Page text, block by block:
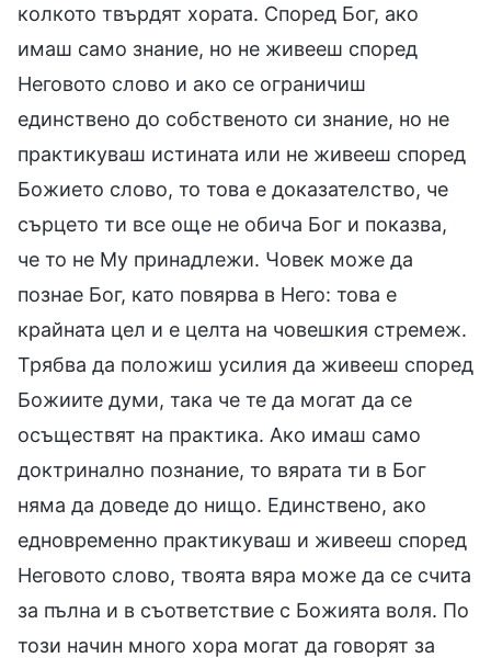
колкото твърдят хората. Според Бог, ако
имаш само знание, но не живееш според
Неговото слово и ако се ограничиш
единствено до собственото си знание, но не
практикуваш истината или не живееш според
Божието слово, то това е доказателство, че
сърцето ти все още не обича Бог и показва,
че то не Му принадлежи. Човек може да
познае Бог, като повярва в Него: това е
крайната цел и е целта на човешкия стремеж.
Трябва да положиш усилия да живееш според
Божиите думи, така че те да могат да се
осъществят на практика. Ако имаш само
доктринално познание, то вярата ти в Бог
няма да доведе до нищо. Единствено, ако
едновременно практикуваш и живееш според
Неговото слово, твоята вяра може да се счита
за пълна и в съответствие с Божията воля. По
този начин много хора могат да говорят за